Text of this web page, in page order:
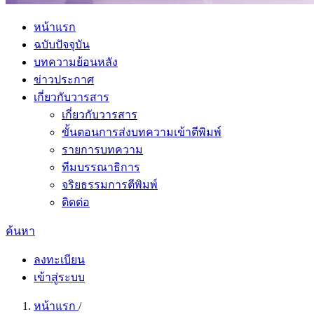
หน้าแรก
ฉบับปัจจุบัน
บทความย้อนหลัง
ข่าวประกาศ
เกี่ยวกับวารสาร
เกี่ยวกับวารสาร
ขั้นตอนการส่งบทความเข้าตีพิมพ์
รายการบทความ
ทีมบรรณาธิการ
จริยธรรมการตีพิมพ์
ติดต่อ
ค้นหา
ลงทะเบียน
เข้าสู่ระบบ
หน้าแรก /